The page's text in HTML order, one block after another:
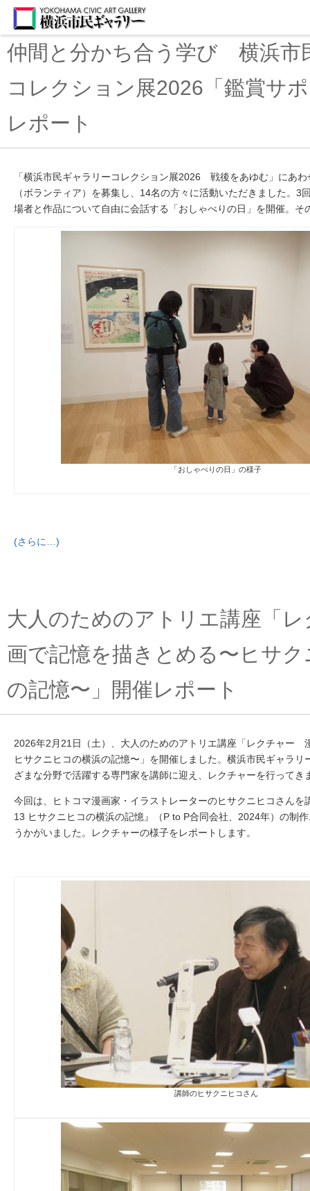
仲間と分かち合う学び 横浜市
コレクション展2026「鑑賞サ
レポート
「横浜市民ギャラリーコレクション展2026 戦後をあゆむ」にあわ
（ボランティア）を募集し、 14名の方々に活動いただきました。 3
場者と作品について自由に会話する「おしゃべりの日」を開催。そ
「おしゃべりの日」の様子
(さらに…)
大人のためのアトリエ講座「
画で記憶を描きとめる〜ヒサ
の記憶〜」開催レポート
2026年2 月 21 日（土）、大人のためのアトリエ講座「レクチャー
ヒサクニヒコの横浜の記憶〜」を開催しました。横浜市民ギャラリ
ざまな分野で活躍する専門家を講師に迎え、レクチャーを行ってき
今回は、ヒトコマ漫画家・イラストレーターのヒサクニヒコさんを
13 ヒサクニヒコの横浜の記憶』（P to P合同会社、 2024年）の制
うかがいました。レクチャーの様子をレポートします。
講師のヒサクニヒコさん